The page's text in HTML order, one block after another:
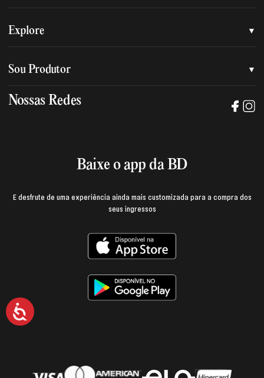
Acessibilidade
Quem somos
Política de privacidade
Explore
Assessoria de imprensa
Trabalhe na BD
Sou Produtor
Manual de mídia e da marca BD
Nossas Redes
Baixe o app da BD
E desfrute de uma experiência ainda mais customizada para a compra dos
seus ingressos